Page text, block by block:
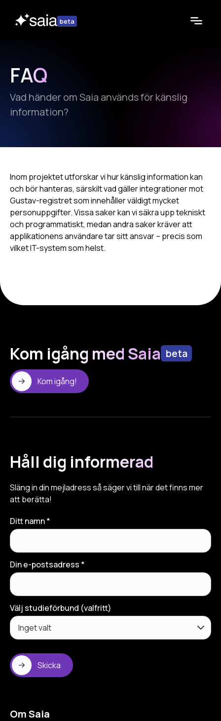
beta
FAQ
Vad händer om Saia används för känslig
information?
Inom projektet utforskar vi hur känslig information kan
och bör hanteras, särskilt vad gäller integrationer mot
Gustav-registret som innehåller väldigt mycket
personuppgifter. Vissa saker kan vi säkra upp tekniskt
och programmatiskt, medan andra saker kräver att
applikationens användare tar sitt ansvar – precis som
vilket IT-system som helst.
Kom igång med Saia beta
Kom igång!
Om Saia
Håll dig informerad
Släng in din mejladress så säger vi till när det finns mer
att berätta!
Ditt namn *
Din e-postsadress *
Välj studieförbund (valfritt)
Skicka